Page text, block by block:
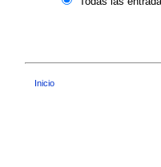
Inicio